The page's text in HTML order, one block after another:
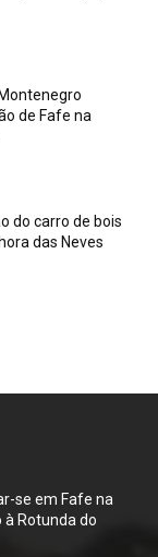
de Fafe na
do carro de bois
das Neves
se em Fafe na
à Rotunda do